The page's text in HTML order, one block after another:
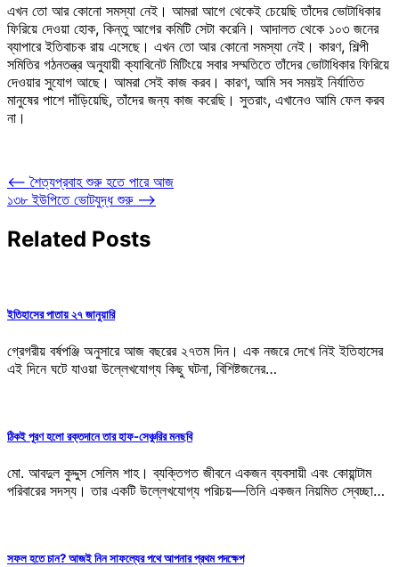
এখন তো আর কোনো সমস্যা নেই। আমরা আগে থেকেই চেয়েছি তাঁদের ভোটাধিকার
ফিরিয়ে দেওয়া হোক, কিন্তু আগের কমিটি সেটা করেনি। আদালত থেকে ১০৩ জনের
ব্যাপারে ইতিবাচক রায় এসেছে। এখন তো আর কোনো সমস্যা নেই। কারণ, শিল্পী
সমিতির গঠনতন্ত্র অনুযায়ী ক্যাবিনেট মিটিংয়ে সবার সম্মতিতে তাঁদের ভোটাধিকার ফিরিয়ে
দেওয়ার সুযোগ আছে। আমরা সেই কাজ করব। কারণ, আমি সব সময়ই নির্যাতিত
মানুষের পাশে দাঁড়িয়েছি, তাঁদের জন্য কাজ করেছি। সুতরাং, এখানেও আমি ফেল করব
না।
Post
navigation
⟵ শৈত্যপ্রবাহ শুরু হতে পারে আজ
১৩৮ ইউপিতে ভোটযুদ্ধ শুরু ⟶
Related Posts
ইতিহাসের পাতায় ২৭ জানুয়ারি
গ্রেগরীয় বর্ষপঞ্জি অনুসারে আজ বছরের ২৭তম দিন। এক নজরে দেখে নিই ইতিহাসের
এই দিনে ঘটে যাওয়া উল্লেখযোগ্য কিছু ঘটনা, বিশিষ্টজনের…
ঠিকই পূরণ হলো রক্তদানে তার হাফ-সেঞ্চুরির মনছবি
মো. আবদুল কুদ্দুস সেলিম শাহ। ব্যক্তিগত জীবনে একজন ব্যবসায়ী এবং কোয়ান্টাম
পরিবারের সদস্য। তার একটি উল্লেখযোগ্য পরিচয়—তিনি একজন নিয়মিত স্বেচ্ছা…
সফল হতে চান? আজই নিন সাফল্যের পথে আপনার প্রথম পদক্ষেপ